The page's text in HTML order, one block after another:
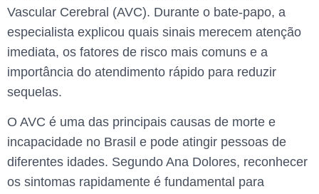
Vascular Cerebral (AVC). Durante o bate-papo, a
especialista explicou quais sinais merecem atenção
imediata, os fatores de risco mais comuns e a
importância do atendimento rápido para reduzir
sequelas.
O AVC é uma das principais causas de morte e
incapacidade no Brasil e pode atingir pessoas de
diferentes idades. Segundo Ana Dolores, reconhecer
os sintomas rapidamente é fundamental para